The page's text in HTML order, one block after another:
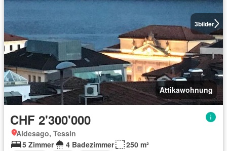
3bilder
Attikawohnung
CHF 2'300'000
Aldesago, Tessin
5 Zimmer
4 Badezimmer
250 m²